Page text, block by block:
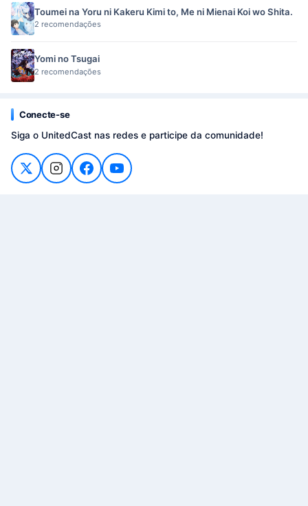
Toumei na Yoru ni Kakeru Kimi to, Me ni Mienai Koi wo Shita.
2 recomendações
Yomi no Tsugai
2 recomendações
Conecte-se
Siga o UnitedCast nas redes e participe da comunidade!